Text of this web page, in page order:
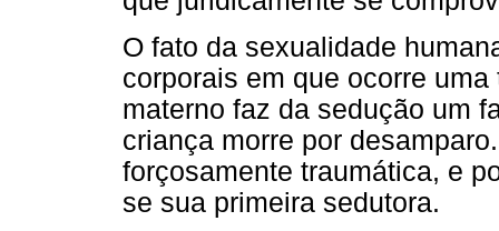
O fato da sexualidade
corporais em que ocorre
materno faz da sedução um
criança morre por
forçosamente traumática, e
se sua primeira sedutora.